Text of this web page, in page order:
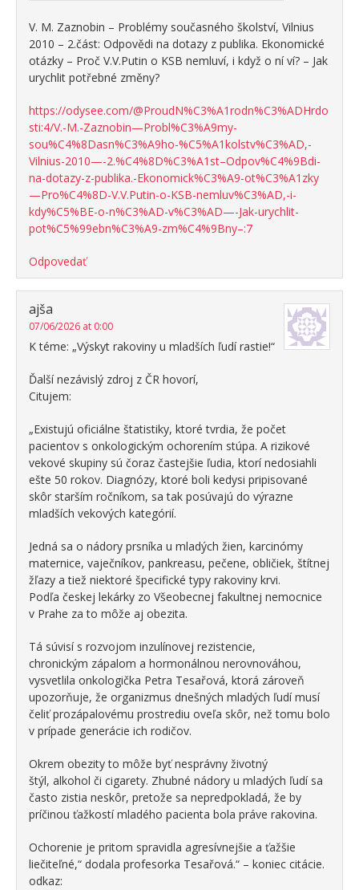
V. M. Zaznobin – Problémy současného školství, Vilnius
2010 – 2.část: Odpovědi na dotazy z publika. Ekonomické
otázky – Proč V.V.Putin o KSB nemluví, i když o ní ví? – Jak
urychlit potřebné změny?
https://odysee.com/@ProudN%C3%A1rodn%C3%ADHrdo
sti:4/V.-M.-Zaznobin—Probl%C3%A9my-
sou%C4%8Dasn%C3%A9ho-%C5%A1kolstv%C3%AD,-
Vilnius-2010—-2.%C4%8D%C3%A1st–Odpov%C4%9Bdi-
na-dotazy-z-publika.-Ekonomick%C3%A9-ot%C3%A1zky
—Pro%C4%8D-V.V.Putin-o-KSB-nemluv%C3%AD,-i-
kdy%C5%BE-o-n%C3%AD-v%C3%AD—-Jak-urychlit-
pot%C5%99ebn%C3%A9-zm%C4%9Bny–:7
Odpovedať
ajša
07/06/2026 at 0:00
K téme: „Výskyt rakoviny u mladších ľudí rastie!“
Ďalší nezávislý zdroj z ČR hovorí,
Citujem:
„Existujú oficiálne štatistiky, ktoré tvrdia, že počet
pacientov s onkologickým ochorením stúpa. A rizikové
vekové skupiny sú čoraz častejšie ľudia, ktorí nedosiahli
ešte 50 rokov. Diagnózy, ktoré boli kedysi pripisované
skôr starším ročníkom, sa tak posúvajú do výrazne
mladších vekových kategórií.
Jedná sa o nádory prsníka u mladých žien, karcinómy
maternice, vaječníkov, pankreasu, pečene, obličiek, štítnej
žľazy a tiež niektoré špecifické typy rakoviny krvi.
Podľa českej lekárky zo Všeobecnej fakultnej nemocnice
v Prahe za to môže aj obezita.
Tá súvisí s rozvojom inzulínovej rezistencie,
chronickým zápalom a hormonálnou nerovnováhou,
vysvetlila onkologička Petra Tesařová, ktorá zároveň
upozorňuje, že organizmus dnešných mladých ľudí musí
čeliť prozápalovému prostrediu oveľa skôr, než tomu bolo
v prípade generácie ich rodičov.
Okrem obezity to môže byť nesprávny životný
štýl, alkohol či cigarety. Zhubné nádory u mladých ľudí sa
často zistia neskôr, pretože sa nepredpokladá, že by
príčinou ťažkostí mladého pacienta bola práve rakovina.
Ochorenie je pritom spravidla agresívnejšie a ťažšie
liečiteľné,“ dodala profesorka Tesařová.“ – koniec citácie.
odkaz: